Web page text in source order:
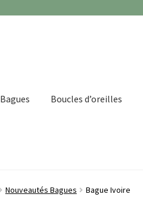
Bagues Boucles d’oreilles
Nouveautés Bagues Bague Ivoire